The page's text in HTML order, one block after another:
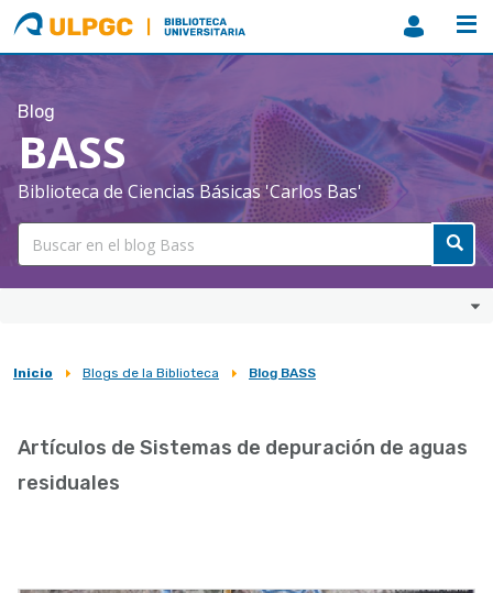
ULPGC
Biblioteca
ULPGC
Blog
BASS
Biblioteca de Ciencias Básicas 'Carlos Bas'
Sobrescribir
de
ayuda
Inicio Blogs de la Biblioteca Blog BASS
Artículos de Sistemas de depuración de aguas
residuales